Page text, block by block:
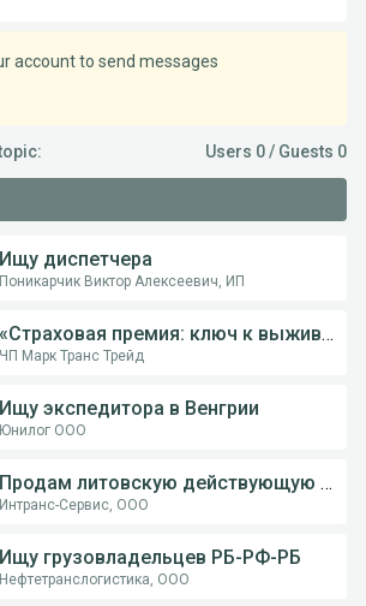
account to send messages
Users 0 / Guests 0
Ищу диспетчера
Поникарчик Виктор Алексеевич, ИП
«Страховая премия: ключ к выживанию перевозчика в международной логистике»
ЧП Марк Транс Трейд
Ищу экспедитора в Венгрии
Юнилог ООО
Продам литовскую действующую компанию
Интранс-Сервис, ООО
Ищу грузовладельцев РБ-РФ-РБ
Нефтетранслогистика, ООО